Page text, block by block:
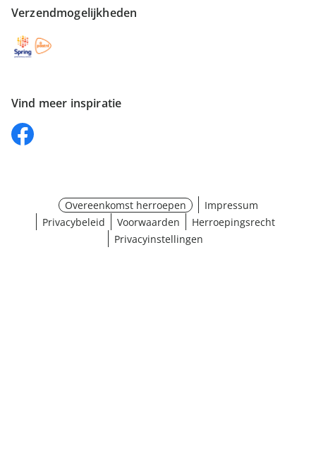
Verzendmogelijkheden
Vind meer inspiratie
Overeenkomst herroepen
Impressum
Privacybeleid
Voorwaarden
Herroepingsrecht
Privacyinstellingen